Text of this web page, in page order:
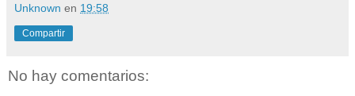
Unknown en 19:58
Compartir
No hay comentarios: